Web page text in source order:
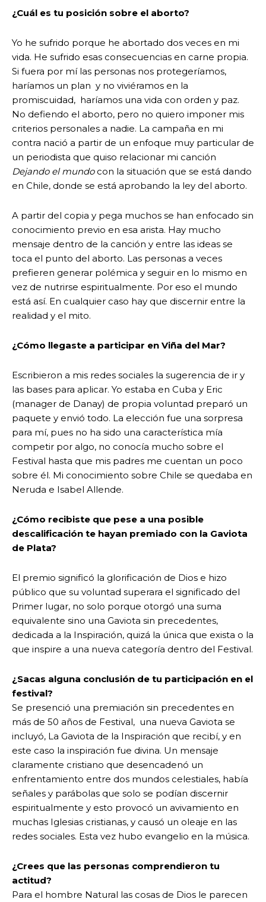
¿Cuál es tu posición sobre el aborto?
Yo he sufrido porque he abortado dos veces en mi
vida. He sufrido esas consecuencias en carne propia.
Si fuera por mí las personas nos protegeríamos,
haríamos un plan y no viviéramos en la
promiscuidad, haríamos una vida con orden y paz.
No defiendo el aborto, pero no quiero imponer mis
criterios personales a nadie. La campaña en mi
contra nació a partir de un enfoque muy particular de
un periodista que quiso relacionar mi canción
Dejando el mundocon la situación que se está dando
en Chile, donde se está aprobando la ley del aborto.
A partir del copia y pega muchos se han enfocado sin
conocimiento previo en esa arista. Hay mucho
mensaje dentro de la canción y entre las ideas se
toca el punto del aborto. Las personas a veces
prefieren generar polémica y seguir en lo mismo en
vez de nutrirse espiritualmente. Por eso el mundo
está así. En cualquier caso hay que discernir entre la
realidad y el mito.
¿Cómo llegaste a participar en Viña del Mar?
Escribieron a mis redes sociales la sugerencia de ir y
las bases para aplicar. Yo estaba en Cuba y Eric
(manager de Danay) de propia voluntad preparó un
paquete y envió todo. La elección fue una sorpresa
para mí, pues no ha sido una característica mía
competir por algo, no conocía mucho sobre el
Festival hasta que mis padres me cuentan un poco
sobre él. Mi conocimiento sobre Chile se quedaba en
Neruda e Isabel Allende.
¿Cómo recibiste que pese a una posible
descalificación te hayan premiado con la Gaviota
de Plata?
El premio significó la glorificación de Dios e hizo
público que su voluntad superara el significado del
Primer lugar, no solo porque otorgó una suma
equivalente sino una Gaviota sin precedentes,
dedicada a la Inspiración, quizá la única que exista o la
que inspire a una nueva categoría dentro del Festival.
¿Sacas alguna conclusión de tu participación en el
festival?
Se presenció una premiación sin precedentes en
más de 50 años de Festival, una nueva Gaviota se
incluyó, La Gaviota de la Inspiración que recibí, y en
este caso la inspiración fue divina. Un mensaje
claramente cristiano que desencadenó un
enfrentamiento entre dos mundos celestiales, había
señales y parábolas que solo se podían discernir
espiritualmente y esto provocó un avivamiento en
muchas Iglesias cristianas, y causó un oleaje en las
redes sociales. Esta vez hubo evangelio en la música.
¿Crees que las personas comprendieron tu
actitud?
Para el hombre Natural las cosas de Dios le parecen